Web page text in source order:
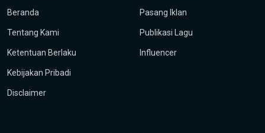
Beranda
Tentang Kami
Ketentuan Berlaku
Kebijakan Pribadi
Disclaimer
Pasang Iklan
Publikasi Lagu
Influencer